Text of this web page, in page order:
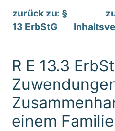
zurück zu: §
13 ErbStG
R E 13.3
einem